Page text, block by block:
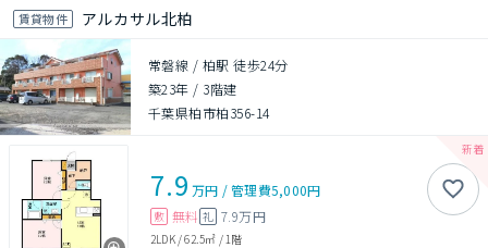
賃貸物件 アルカサル北柏
常磐線 / 柏駅 徒歩24分
築23年 / 3階建
千葉県柏市柏356-14
7.9 万円 /管理費5,000円
敷 無料 礼 7.9万円
2LDK/62.5㎡ / 1階